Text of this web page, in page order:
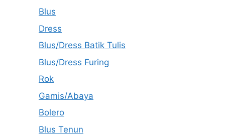
Blus
Dress
Blus/Dress Batik Tulis
Blus/Dress Furing
Rok
Gamis/Abaya
Bolero
Blus Tenun